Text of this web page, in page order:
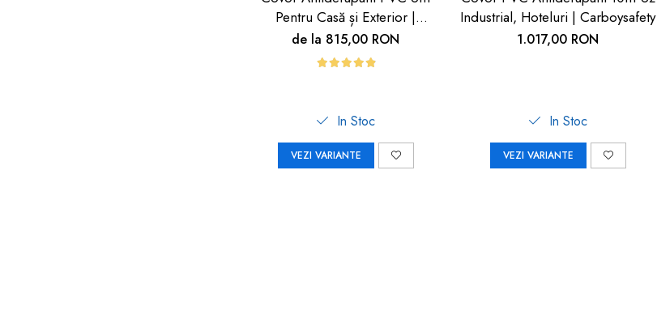
Pentru Casă și Exterior |
Carboysafety
de la 815,00 RON
In Stoc
VEZI VARIANTE
Industrial, Hoteluri | Carboysafety
1.017,00 RON
In Stoc
VEZI VARIANTE